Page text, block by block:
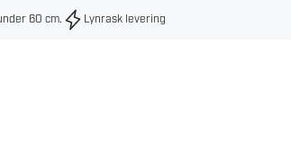
60 cm. Lynrask levering